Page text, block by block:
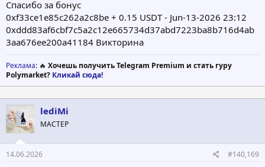
Спасибо за бонус
0xf33ce1e85c262a2c8be + 0.15 USDT - Jun-13-2026 23:12
0xddd83af6cbf7c5a2c12e665734d37abd7223ba8b716d4ab
3aa676ee200a41184 Викторина
Реклама: 🔥 Хочешь получить Telegram Premium и стать гуру
Polymarket? Кликай сюда!
lediMi
МАСТЕР
14.06.2026 #140,169